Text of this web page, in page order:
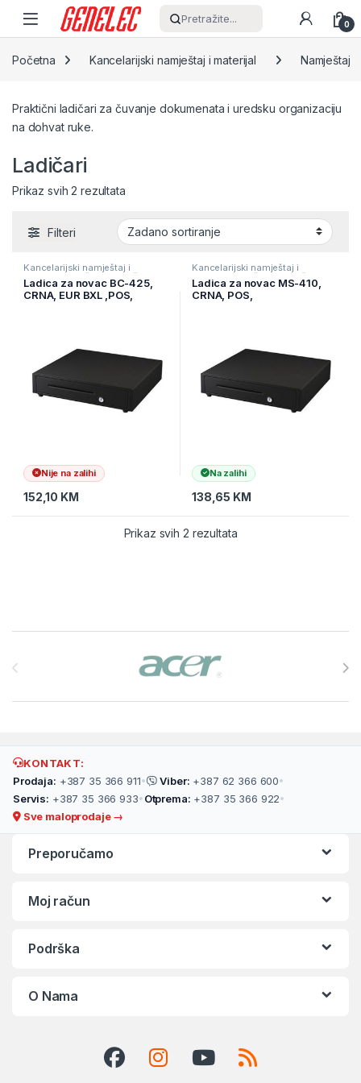
Skip to navigation
Skip to content
Pretražite... 0
Početna Kancelarijski namještaj i materijal Namještaj
Praktični ladičari za čuvanje dokumenata i uredsku organizaciju
na dohvat ruke.
Ladičari
Prikaz svih 2 rezultata
Filteri
Kancelarijski namještaj i
,Ladičari , Namještaj
Ladica za novac BC-425,
CRNA, EUR BXL ,POS,
Nije na zalihi
152,10 KM
Kancelarijski namještaj i
,Ladičari , Namještaj
Ladica za novac MS-410,
CRNA, POS,
Na zalihi
138,65 KM
Prikaz svih 2 rezultata
KONTAKT:
Prodaja: +387 35 366 911• Viber: +387 62 366 600•
Servis: +387 35 366 933• Otprema: +387 35 366 922•
Sve maloprodaje →
Preporučamo
Moj račun
Podrška
O Nama